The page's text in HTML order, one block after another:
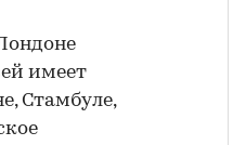
имеет
Стамбуле,